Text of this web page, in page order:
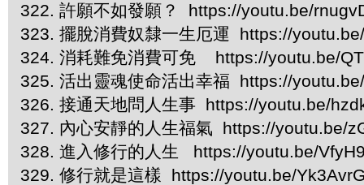
322. 許願不如發願？ https://youtu.be/
323. 擺脫消費奴隸一生厄運 https://
324. 消耗難免消費可免 https://youtu.be/
325. 活出靈魂使命活出幸福 https://
326. 接通天地問人生事 https://youtu.be/
327. 內心安靜的人生福氣 https://youtu.be/
328. 進入修行的人生 https://youtu.be/
329. 修行就是這樣 https://youtu.be/